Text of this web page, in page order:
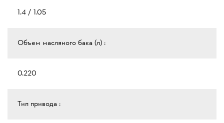
1.4 / 1.05
Объем масляного бака (л) :
0.220
Тип привода :